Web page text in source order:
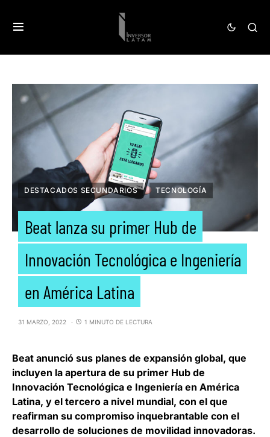
DESTACADOS SECUNDARIOS TECNOLOGÍA
Beat lanza su primer Hub de
Innovación Tecnológica e Ingeniería
en América Latina
31 MARZO, 2022 1 MINUTO DE LECTURA
Beat anunció sus planes de expansión global, que
incluyen la apertura de su primer Hub de
Innovación Tecnológica e Ingeniería en América
Latina, y el tercero a nivel mundial, con el que
reafirman su compromiso inquebrantable con el
desarrollo de soluciones de movilidad innovadoras.